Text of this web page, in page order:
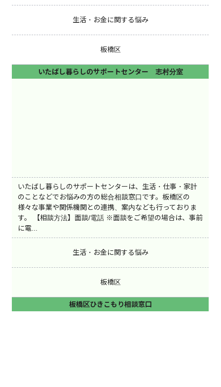
生活・お金に関する悩み
板橋区
いたばし暮らしのサポートセンター 志村分室
いたばし暮らしのサポートセンターは、生活・仕事・家計
のことなどでお悩みの方の総合相談窓口です。板橋区の
様々な事業や関係機関との連携、案内なども行っておりま
す。 【相談方法】面談/電話 ※面談をご希望の場合は、事前
に電...
生活・お金に関する悩み
板橋区
板橋区ひきこもり相談窓口